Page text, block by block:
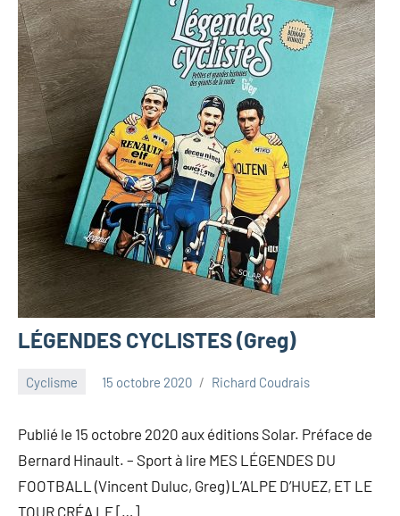
LÉGENDES CYCLISTES (Greg)
Cyclisme 15 octobre 2020 Richard Coudrais
Publié le 15 octobre 2020 aux éditions Solar. Préface de
Bernard Hinault. – Sport à lire MES LÉGENDES DU
FOOTBALL (Vincent Duluc, Greg) L’ALPE D’HUEZ, ET LE
TOUR CRÉA LE […]